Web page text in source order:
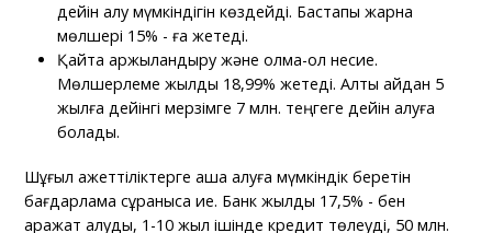
дейін алу мүмкіндігін көздейді. Бастапқы жарна
мөлшері 15% - ға жетеді.
Қайта қаржыландыру және қолма-қол несие.
Мөлшерлеме жылдық 18,99% жетеді. Алты айдан 5
жылға дейінгі мерзімге 7 млн. теңгеге дейін алуға
болады.
Шұғыл қажеттіліктерге ақша алуға мүмкіндік беретін
бағдарлама сұранысқа ие. Банк жылдық 17,5% - бен
қаражат алуды, 1-10 жыл ішінде кредит төлеуді, 50 млн.